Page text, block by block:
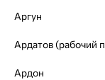
Каталог
Аргун
Ардон